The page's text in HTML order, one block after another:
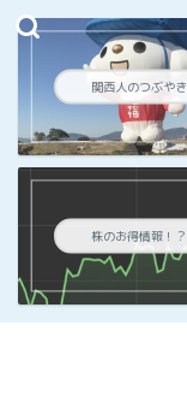
関西人のつぶやき
株のお得情報！？